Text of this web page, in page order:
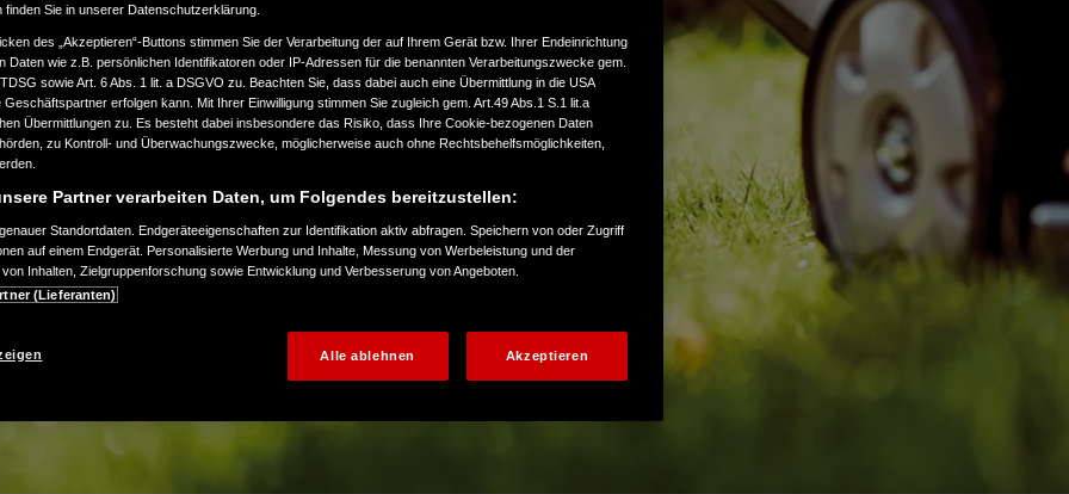
haben, haben wir
finden Sie in unserer Datenschutzerklärung.
des „Akzeptieren“-Buttons stimmen Sie der Verarbeitung der auf Ihrem Gerät bzw. Ihrer Endeinrichtung
Daten wie z.B. persönlichen Identifikatoren oder IP-Adressen für die benannten Verarbeitungszwecke gem.
sowie Art. 6 Abs. 1 lit. a DSGVO zu. Beachten Sie, dass dabei auch eine Übermittlung in die USA
erfolgen kann. Mit Ihrer Einwilligung stimmen Sie zugleich gem. Art.49 Abs.1 S.1 lit.a
Übermittlungen zu. Es besteht dabei insbesondere das Risiko, dass Ihre Cookie-bezogenen Daten
zu Kontroll- und Überwachungszwecke, möglicherweise auch ohne Rechtsbehelfsmöglichkeiten,
Partner verarbeiten Daten, um Folgendes bereitzustellen:
Standortdaten. Endgeräteeigenschaften zur Identifikation aktiv abfragen. Speichern von oder Zugriff
auf einem Endgerät. Personalisierte Werbung und Inhalte, Messung von Werbeleistung und der
Inhalten, Zielgruppenforschung sowie Entwicklung und Verbesserung von Angeboten.
(Lieferanten)
Alle ablehnen Akzeptieren